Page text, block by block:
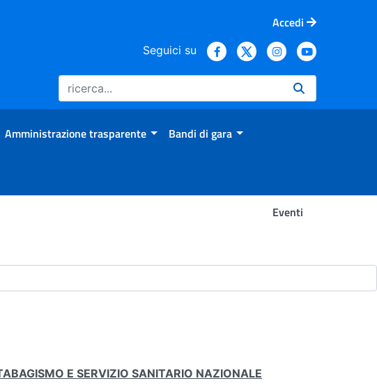
Accedi
Seguici su
Amministrazione trasparente Bandi di gara
Eventi
E SERVIZIO SANITARIO NAZIONALE